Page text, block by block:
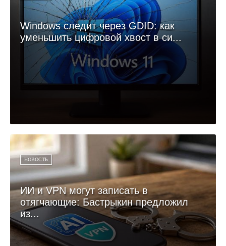
Windows следит через GDID: как
уменьшить цифровой хвост в си...
НОВОСТЬ
ИИ и VPN могут записать в
отягчающие: Бастрыкин предложил
из...